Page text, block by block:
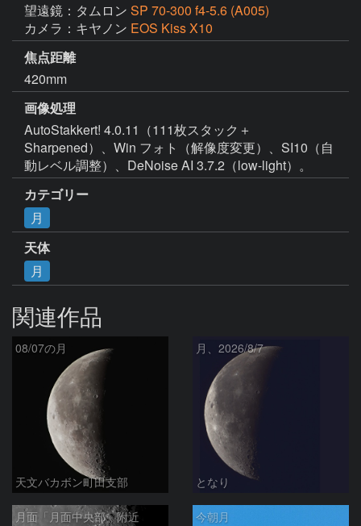
望遠鏡：タムロン SP 70-300 f4-5.6 (A005)
カメラ：キヤノン EOS Kiss X10
焦点距離
420mm
画像処理
AutoStakkert! 4.0.11（111枚スタック＋
Sharpened）、Win フォト（解像度変更）、SI10（自
動レベル調整）、DeNoise AI 3.7.2（low-light）。
カテゴリー
月
天体
月
関連作品
08/07の月
天文バカボン町田支部
月、2026/8/7
となり
月面「月面中央部」附近 今朝月